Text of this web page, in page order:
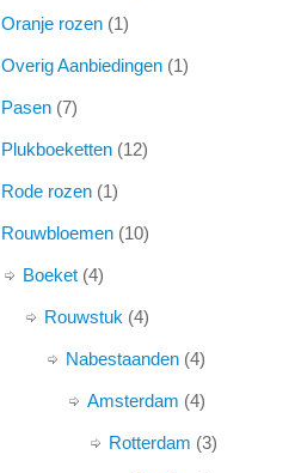
Oranje rozen 1
Overig Aanbiedingen 1
Pasen 7
Plukboeketten 12
Rode rozen 1
Rouwbloemen 10
Boeket 4
Rouwstuk 4
Nabestaanden 4
Amsterdam 4
Rotterdam 3